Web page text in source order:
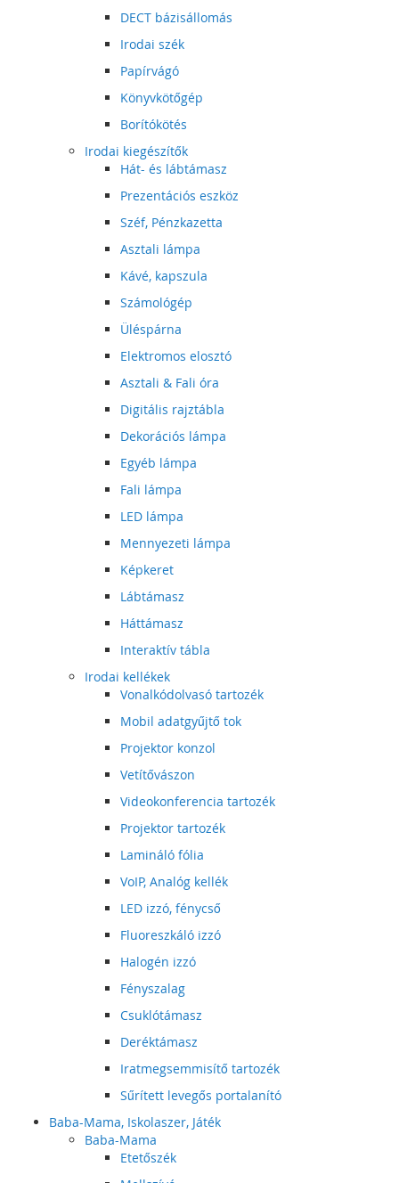
DECT bázisállomás
Irodai szék
Papírvágó
Könyvkötőgép
Borítókötés
Irodai kiegészítők
Hát- és lábtámasz
Prezentációs eszköz
Széf, Pénzkazetta
Asztali lámpa
Kávé, kapszula
Számológép
Üléspárna
Elektromos elosztó
Asztali & Fali óra
Digitális rajztábla
Dekorációs lámpa
Egyéb lámpa
Fali lámpa
LED lámpa
Mennyezeti lámpa
Képkeret
Lábtámasz
Háttámasz
Interaktív tábla
Irodai kellékek
Vonalkódolvasó tartozék
Mobil adatgyűjtő tok
Projektor konzol
Vetítővászon
Videokonferencia tartozék
Projektor tartozék
Lamináló fólia
VoIP, Analóg kellék
LED izzó, fénycső
Fluoreszkáló izzó
Halogén izzó
Fényszalag
Csuklótámasz
Deréktámasz
Iratmegsemmisítő tartozék
Sűrített levegős portalanító
Baba-Mama, Iskolaszer, Játék
Baba-Mama
Etetőszék